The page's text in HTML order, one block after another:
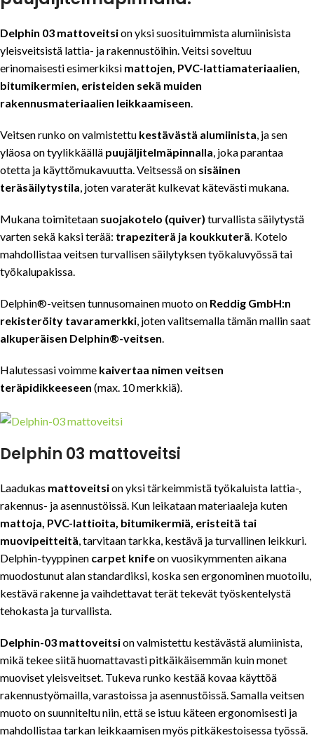
Delphin 03 mattoveitsion yksi suosituimmista alumiinisista
yleisveitsistä lattia- ja rakennustöihin. Veitsi soveltuu
erinomaisesti esimerkiksi mattojen, PVC-lattiamateriaalien,
bitumikermien, eristeiden sekä muiden
rakennusmateriaalien leikkaamiseen.
Veitsen runko on valmistettu kestävästä alumiinista, ja sen
yläosa on tyylikkäällä puujäljitelmäpinnalla, joka parantaa
otetta ja käyttömukavuutta. Veitsessä on sisäinen
teräsäilytystila, joten varaterät kulkevat kätevästi mukana.
Mukana toimitetaan suojakotelo (quiver) turvallista säilytystä
varten sekä kaksi terää: trapeziterä ja koukkuterä. Kotelo
mahdollistaa veitsen turvallisen säilytyksen työkaluvyössä tai
työkalupakissa.
Delphin®-veitsen tunnusomainen muoto on Reddig GmbH:n
rekisteröity tavaramerkki, joten valitsemalla tämän mallin saat
alkuperäisen Delphin®-veitsen.
Halutessasi voimme kaivertaa nimen veitsen
teräpidikkeeseen (max. 10 merkkiä).
Delphin 03 mattoveitsi
Laadukas mattoveitsion yksi tärkeimmistä työkaluista lattia-,
rakennus- ja asennustöissä. Kun leikataan materiaaleja kuten
mattoja, PVC-lattioita, bitumikermiä, eristeitä tai
muovipeitteitä, tarvitaan tarkka, kestävä ja turvallinen leikkuri.
Delphin-tyyppinen carpet knifeon vuosikymmenten aikana
muodostunut alan standardiksi, koska sen ergonominen muotoilu,
kestävä rakenne ja vaihdettavat terät tekevät työskentelystä
tehokasta ja turvallista.
Delphin-03 mattoveitsion valmistettu kestävästä alumiinista,
mikä tekee siitä huomattavasti pitkäikäisemmän kuin monet
muoviset yleisveitset. Tukeva runko kestää kovaa käyttöä
rakennustyömailla, varastoissa ja asennustöissä. Samalla veitsen
muoto on suunniteltu niin, että se istuu käteen ergonomisesti ja
mahdollistaa tarkan leikkaamisen myös pitkäkestoisessa työssä.